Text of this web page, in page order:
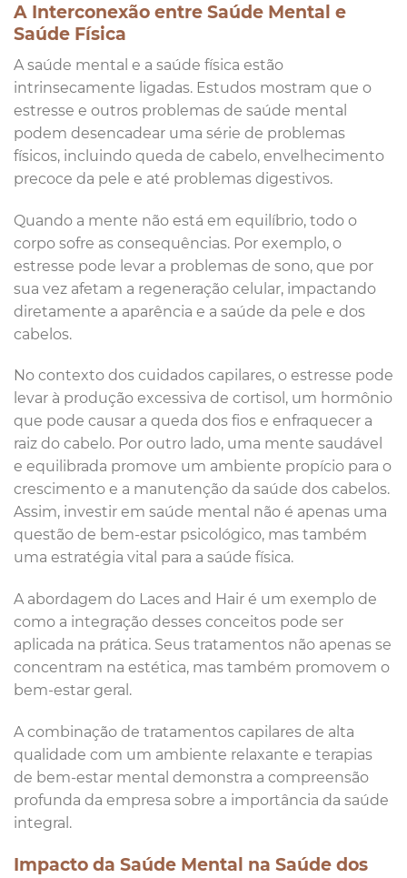
A Interconexão entre Saúde Mental e
Saúde Física
A saúde mental e a saúde física estão
intrinsecamente ligadas. Estudos mostram que o
estresse e outros problemas de saúde mental
podem desencadear uma série de problemas
físicos, incluindo queda de cabelo, envelhecimento
precoce da pele e até problemas digestivos.
Quando a mente não está em equilíbrio, todo o
corpo sofre as consequências. Por exemplo, o
estresse pode levar a problemas de sono, que por
sua vez afetam a regeneração celular, impactando
diretamente a aparência e a saúde da pele e dos
cabelos.
No contexto dos cuidados capilares, o estresse pode
levar à produção excessiva de cortisol, um hormônio
que pode causar a queda dos fios e enfraquecer a
raiz do cabelo. Por outro lado, uma mente saudável
e equilibrada promove um ambiente propício para o
crescimento e a manutenção da saúde dos cabelos.
Assim, investir em saúde mental não é apenas uma
questão de bem-estar psicológico, mas também
uma estratégia vital para a saúde física.
A abordagem do Laces and Hair é um exemplo de
como a integração desses conceitos pode ser
aplicada na prática. Seus tratamentos não apenas se
concentram na estética, mas também promovem o
bem-estar geral.
A combinação de tratamentos capilares de alta
qualidade com um ambiente relaxante e terapias
de bem-estar mental demonstra a compreensão
profunda da empresa sobre a importância da saúde
integral.
Impacto da Saúde Mental na Saúde dos